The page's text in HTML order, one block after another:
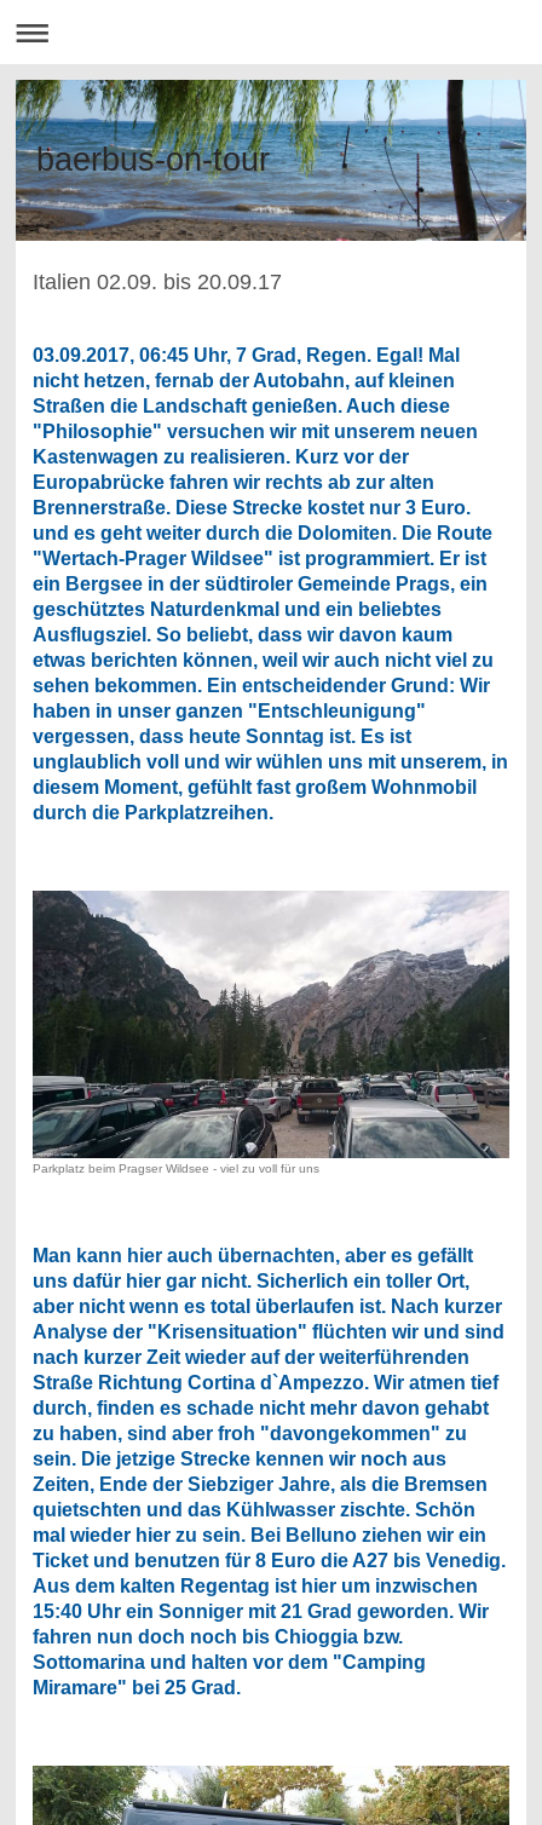
baerbus-on-tour
Italien 02.09. bis 20.09.17
03.09.2017, 06:45 Uhr, 7 Grad, Regen. Egal! Mal
nicht hetzen, fernab der Autobahn, auf kleinen
Straßen die Landschaft genießen. Auch diese
"Philosophie" versuchen wir mit unserem neuen
Kastenwagen zu realisieren. Kurz vor der
Europabrücke fahren wir rechts ab zur alten
Brennerstraße. Diese Strecke kostet nur 3 Euro.
und es geht weiter durch die Dolomiten. Die Route
"Wertach-Prager Wildsee" ist programmiert. Er ist
ein Bergsee in der südtiroler Gemeinde Prags, ein
geschütztes Naturdenkmal und ein beliebtes
Ausflugsziel. So beliebt, dass wir davon kaum
etwas berichten können, weil wir auch nicht viel zu
sehen bekommen. Ein entscheidender Grund: Wir
haben in unser ganzen "Entschleunigung"
vergessen, dass heute Sonntag ist. Es ist
unglaublich voll und wir wühlen uns mit unserem, in
diesem Moment, gefühlt fast großem Wohnmobil
durch die Parkplatzreihen.
Parkplatz beim Pragser Wildsee - viel zu voll für uns
Man kann hier auch übernachten, aber es gefällt
uns dafür hier gar nicht. Sicherlich ein toller Ort,
aber nicht wenn es total überlaufen ist. Nach kurzer
Analyse der "Krisensituation" flüchten wir und sind
nach kurzer Zeit wieder auf der weiterführenden
Straße Richtung Cortina d`Ampezzo. Wir atmen tief
durch, finden es schade nicht mehr davon gehabt
zu haben, sind aber froh "davongekommen" zu
sein. Die jetzige Strecke kennen wir noch aus
Zeiten, Ende der Siebziger Jahre, als die Bremsen
quietschten und das Kühlwasser zischte. Schön
mal wieder hier zu sein. Bei Belluno ziehen wir ein
Ticket und benutzen für 8 Euro die A27 bis Venedig.
Aus dem kalten Regentag ist hier um inzwischen
15:40 Uhr ein Sonniger mit 21 Grad geworden. Wir
fahren nun doch noch bis Chioggia bzw.
Sottomarina und halten vor dem "Camping
Miramare" bei 25 Grad.